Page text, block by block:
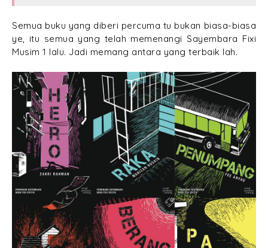
Semua buku yang diberi percuma tu bukan biasa-biasa
ye, itu semua yang telah memenangi Sayembara Fixi
Musim 1 lalu. Jadi memang antara yang terbaik lah.